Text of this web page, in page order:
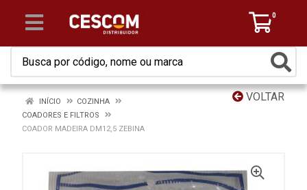
0
VOLTAR
INÍCIO
COZINHA
COADORES E FILTROS
COADOR MADEIRA DM12,5 ZEBINA